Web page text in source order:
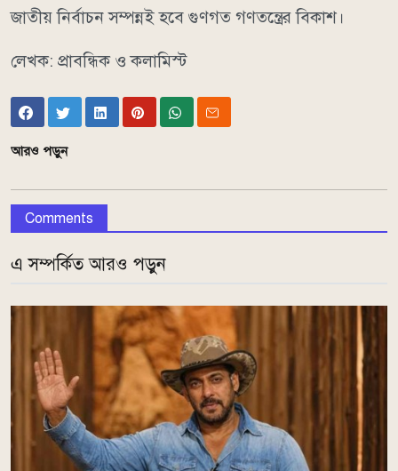
জাতীয় নির্বাচন সম্পন্নই হবে গুণগত গণতন্ত্রের বিকাশ।
লেখক: প্রাবন্ধিক ও কলামিস্ট
আরও পড়ুন
Comments
এ সম্পর্কিত আরও পড়ুন